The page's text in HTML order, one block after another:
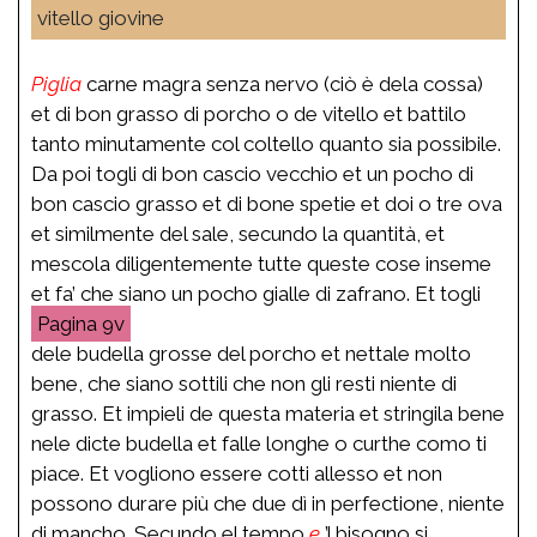
vitello giovine
Piglia carne magra senza nervo (ciò è dela cossa)
et di bon grasso di porcho o de vitello et battilo
tanto minutamente col coltello quanto sia possibile.
Da poi togli di bon cascio vecchio et un pocho di
bon cascio grasso et di bone spetie et doi o tre ova
et similmente del sale, secundo la quantità, et
mescola diligentemente tutte queste cose inseme
et fa’ che siano un pocho gialle di zafrano. Et togli
9v
dele budella grosse del porcho et nettale molto
bene, che siano sottili che non gli resti niente di
grasso. Et impieli de questa materia et stringila bene
nele dicte budella et falle longhe o curthe como ti
piace. Et vogliono essere cotti allesso et non
possono durare più che due dì in perfectione, niente